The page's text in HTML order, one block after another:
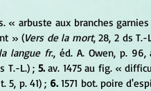
« arbuste aux branches
» (Vers de la mort, 28, 2 ds
langue fr., éd. A. Owen, p.
T.-L.) ; 5. av. 1475 au fig. «
5, p. 41) ; 6. 1571 bot. poire